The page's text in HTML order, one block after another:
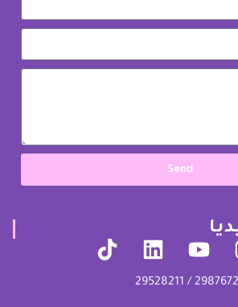
Send